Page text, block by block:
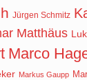
Jürgen Schmitz
Matthäus
Marco
Markus Gaupp